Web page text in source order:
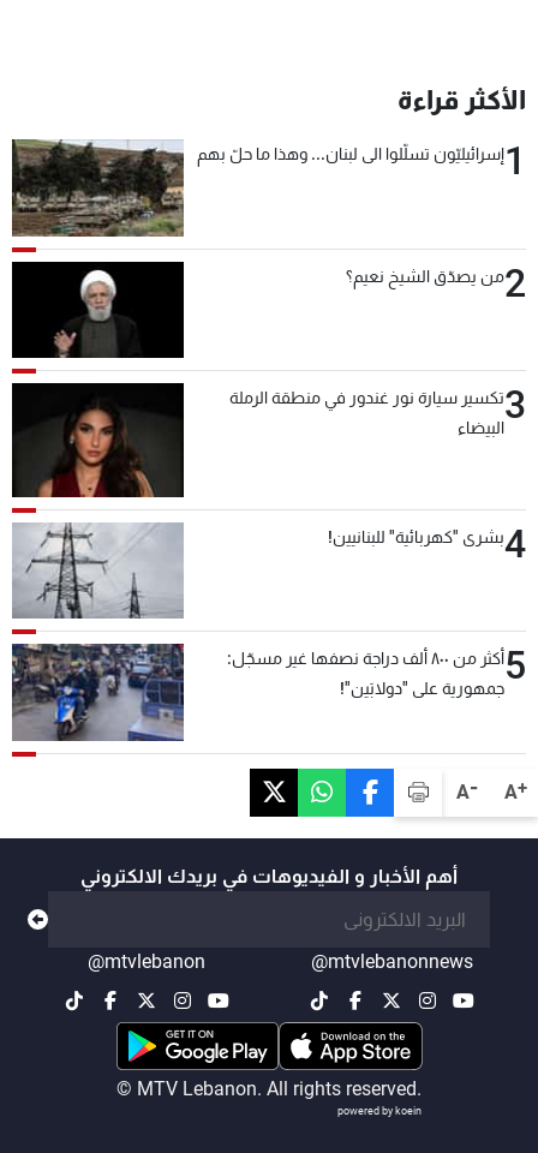
A+
A-
الأكثر قراءة
1إسرائيليّون تسلّلوا الى لبنان... وهذا ما حلّ بهم
2من يصدّق الشيخ نعيم؟
3تكسير سيارة نور غندور في منطقة الرملة
البيضاء
4بشرى "كهربائية" للبنانيين!
5
أكثر من ٨٠٠ ألف دراجة نصفها غير مسجّل:
جمهورية على "دولابَين"!
أهم الأخبار و الفيديوهات في بريدك الالكتروني
@mtvlebanonnews
@mtvlebanon
© MTV Lebanon. All rights reserved.
powered by koein